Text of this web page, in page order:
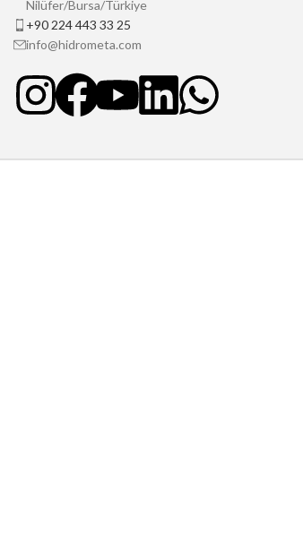
Nilüfer/Bursa/Türkiye
+90 224 443 33 25
info@hidrometa.com